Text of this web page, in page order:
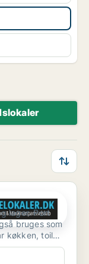
lager. Port
bruges som
køkken, toilet